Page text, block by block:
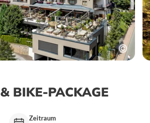
BIKE-PACKAGE
Zeitraum